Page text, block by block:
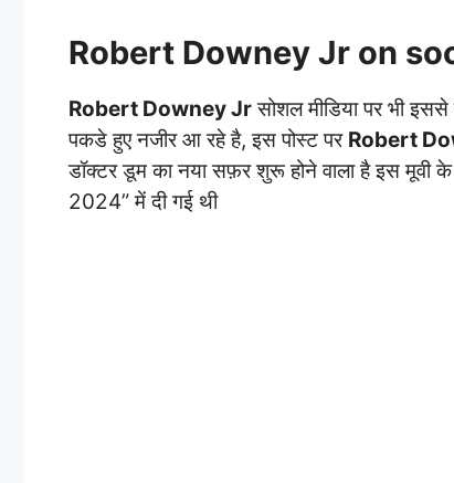
Robert Downey Jr on
Robert Downey Jrसोशल मीडिया पर भी
पकडे हुए नजीर आ रहे है, इस पोस्ट पर Robert
डॉक्टर डूम का नया सफ़र शुरू होने वाला है इस मूवी के
2024” में दी गई थी